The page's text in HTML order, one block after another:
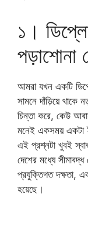
১।
পড়াশোনা
আমরা যখন একটি
সামনে দাঁড়িয়ে
চিন্তা করে, কেউ
মনেই একসময় একটা
এই প্রশ্নটা খুবই
দেশের মধ্যে
প্রযুক্তিগত দক্ষতা,
হয়েছে।